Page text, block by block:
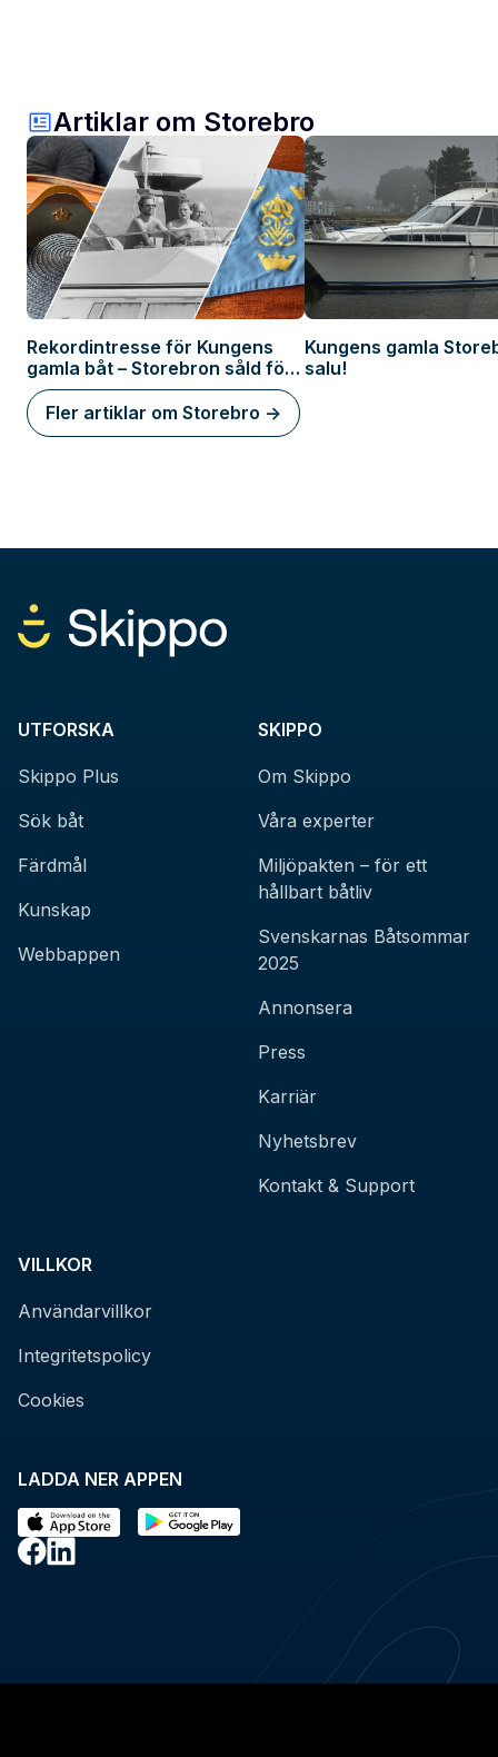
Artiklar om Storebro
Rekordintresse för Kungens
gamla båt – Storebron såld för
350 000 kronor!
Kungens gamla
salu!
Fler artiklar om Storebro ->
LADDA NER APPEN
UTFORSKA
Skippo Plus
Sök båt
Färdmål
Kunskap
Webbappen
SKIPPO
Om Skippo
Våra experter
Miljöpakten – för ett
hållbart båtliv
Svenskarnas Båtsommar
2025
Annonsera
Press
Karriär
Nyhetsbrev
Kontakt & Support
VILLKOR
Användarvillkor
Integritetspolicy
Cookies